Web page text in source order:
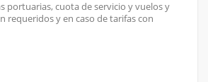
portuarias, cuota de servicio y vuelos y
requeridos y en caso de tarifas con